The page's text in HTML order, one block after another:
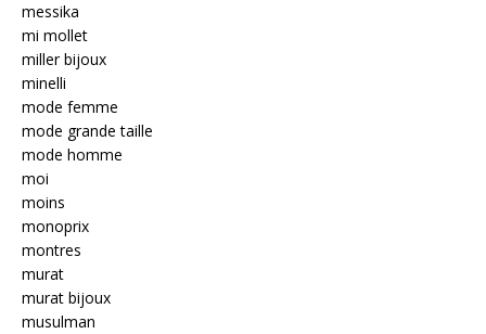
messika
mi mollet
miller bijoux
minelli
mode femme
mode grande taille
mode homme
moi
moins
monoprix
montres
murat
murat bijoux
musulman